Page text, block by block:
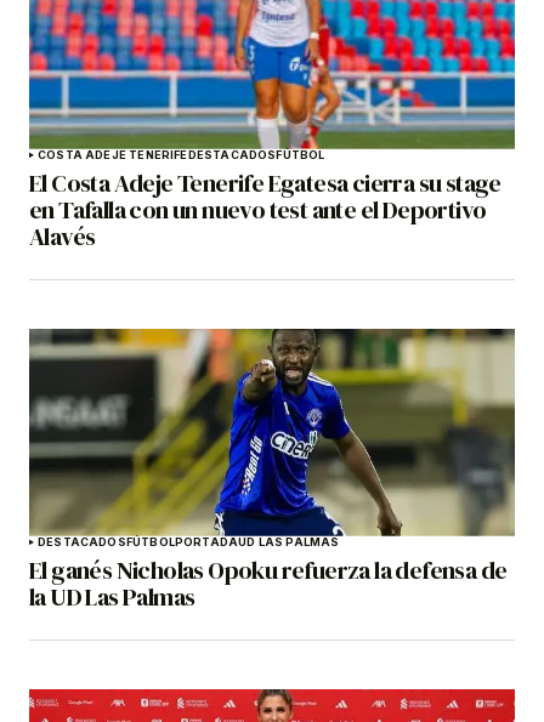
COSTA ADEJE TENERIFEDESTACADOSFÚTBOL
El Costa Adeje Tenerife Egatesa cierra su stage
en Tafalla con un nuevo test ante el Deportivo
Alavés
DESTACADOSFÚTBOLPORTADAUD LAS PALMAS
El ganés Nicholas Opoku refuerza la defensa de
la UD Las Palmas